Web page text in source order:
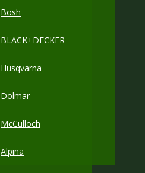
Bosh
BLACK+DECKER
Husqvarna
Dolmar
McCulloch
Alpina